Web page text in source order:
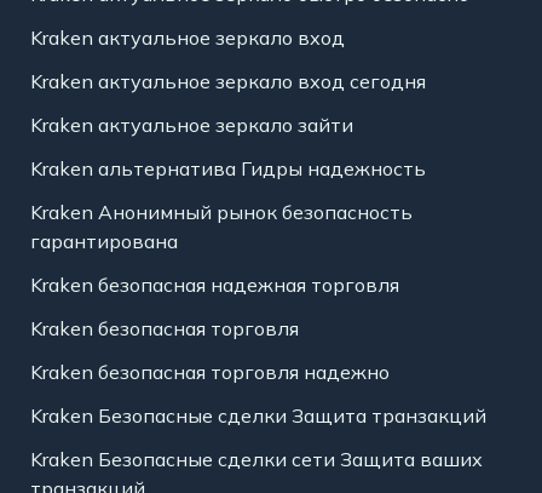
Kraken актуальное зеркало вход
Kraken актуальное зеркало вход сегодня
Kraken актуальное зеркало зайти
Kraken альтернатива Гидры надежность
Kraken Анонимный рынок безопасность
гарантирована
Kraken безопасная надежная торговля
Kraken безопасная торговля
Kraken безопасная торговля надежно
Kraken Безопасные сделки Защита транзакций
Kraken Безопасные сделки сети Защита ваших